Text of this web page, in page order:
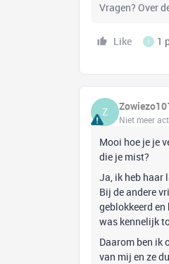
Vragen? Over
Like I 1
Z
Niet meer
Mooi hoe je je
die je mist?
Ja, ik heb haar
Bij de andere
geblokkeerd
was kennelijk
Daarom ben ik
van mij en ze